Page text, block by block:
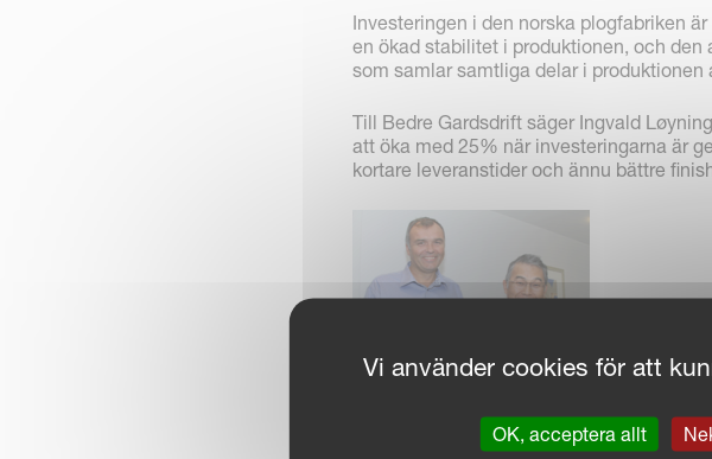
Investeringen i den norska plogfabriken
en ökad stabilitet i produktionen, och
som samlar samtliga delar i
Till Bedre Gardsdrift säger Ingvald
att öka med 25% när investeringarna är
kortare leveranstider och ännu bättre
Ingvald Løyning och Hiromi Nakanishi
(foto: Bedre Gardsdrift, 2013)
Vi använder cookies för att
OK, acceptera allt